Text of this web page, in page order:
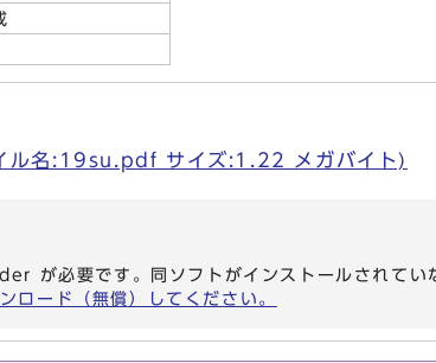
ル名:19su.pdf サイズ:1.22 メガバイト)
が必要です。同ソフトがインストールされてい
ード（無償）してください。